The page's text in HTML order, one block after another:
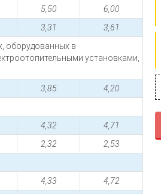
5,50
6,00
3,31
3,61
оборудованных в
установками,
3,85
4,20
4,32
4,71
2,32
2,53
4,33
4,72